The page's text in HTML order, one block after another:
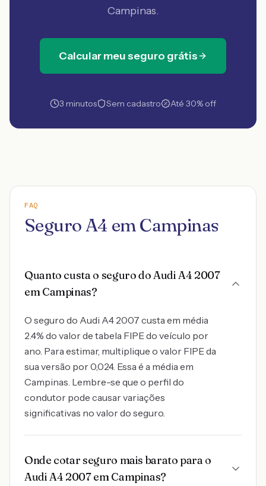
Campinas.
Calcular meu seguro grátis
3 minutos Sem cadastro Até 30% off
FAQ
Seguro A4 em Campinas
Quanto custa o seguro do Audi A4 2007
em Campinas?
O seguro do Audi A4 2007 custa em média
2.4% do valor de tabela FIPE do veículo por
ano. Para estimar, multiplique o valor FIPE da
sua versão por 0,024. Essa é a média em
Campinas. Lembre-se que o perfil do
condutor pode causar variações
significativas no valor do seguro.
Onde cotar seguro mais barato para o
Audi A4 2007 em Campinas?